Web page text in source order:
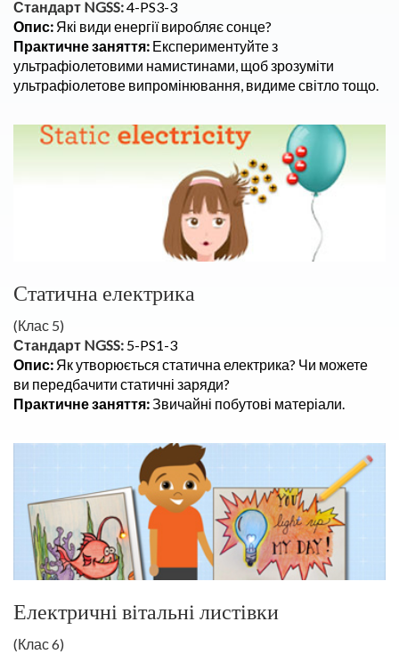
Стандарт NGSS:4-PS3-3
Опис: Які види енергії виробляє сонце?
Практичне заняття: Експериментуйте з
ультрафіолетовими намистинами, щоб зрозуміти
ультрафіолетове випромінювання, видиме світло тощо.
Статична електрика
(Клас 5)
Стандарт NGSS: 5-PS1-3
Опис: Як утворюється статична електрика? Чи можете
ви передбачити статичні заряди?
Практичне заняття:Звичайні побутові матеріали.
Електричні вітальні листівки
(Клас 6)